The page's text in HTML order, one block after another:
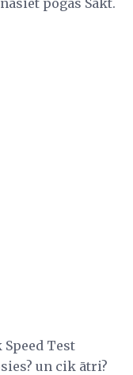
​​Test
un cik ātri?